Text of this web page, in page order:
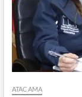
ATACAMA